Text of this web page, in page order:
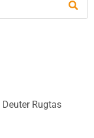
Rugtas